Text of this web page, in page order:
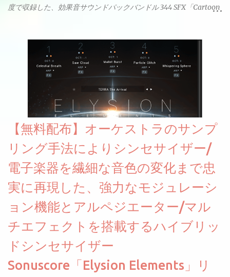
度で収録した、効果音サウンドパックバンドル 344 SFX「Cartoon
【無料配布】オーケストラのサンプ
リング手法によりシンセサイザー/
電子楽器を繊細な音色の変化まで忠
実に再現した、強力なモジュレーシ
ョン機能とアルペジエーター/マル
チエフェクトを搭載するハイブリッ
ドシンセサイザー
Sonuscore「Elysion Elements」リ